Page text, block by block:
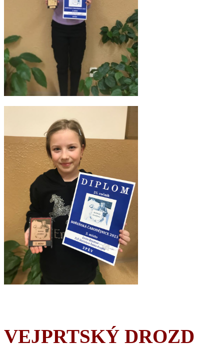
VEJPRTSKÝ DROZD